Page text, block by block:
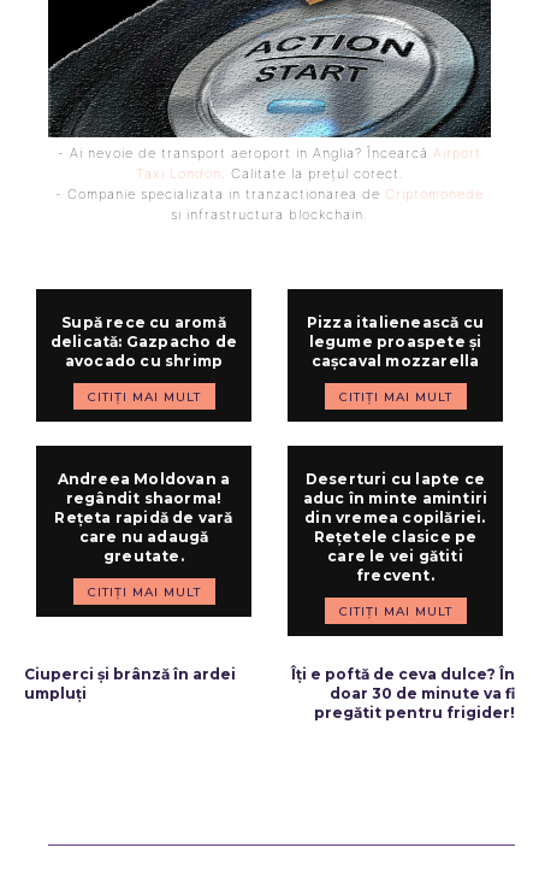
- Ai nevoie de transport aeroport in Anglia? Încearcă Airport
Taxi London . Calitate la prețul corect.
- Companie specializata in tranzactionarea de Criptomonede
si infrastructura blockchain.
Supă rece cu aromă
delicată: Gazpacho de
avocado cu shrimp
CITIȚI MAI MULT
Pizza italienească cu
legume proaspete și
cașcaval mozzarella
CITIȚI MAI MULT
Andreea Moldovan a
regândit shaorma!
Rețeta rapidă de vară
care nu adaugă
greutate.
CITIȚI MAI MULT
Deserturi cu lapte ce
aduc în minte amintiri
din vremea copilăriei.
Rețetele clasice pe
care le vei gătiti
frecvent.
CITIȚI MAI MULT
Ciuperci și brânză în ardei
umpluți
Îți e poftă de ceva dulce? În
doar 30 de minute va fi
pregătit pentru frigider!